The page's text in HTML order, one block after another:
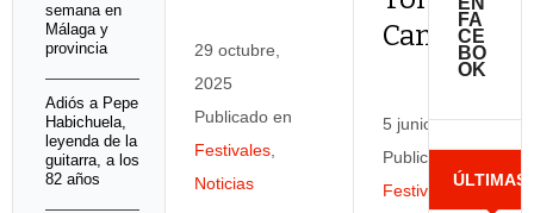
29 octubre,
2025
Publicado en
Festivales
Noticias
Cante
5 junio, 2025
Publicado en
Festivales,
FA
CE
BO
OK
ÚLTIMAS
semana en
Málaga y
provincia
Adiós a Pepe
Habichuela,
leyenda de la
guitarra, a los
82 años